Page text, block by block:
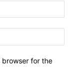
browser for the